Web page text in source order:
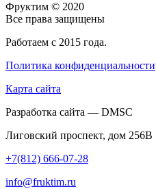
Фруктим © 2020
Все права защищены
Работаем с 2015 года.
Политика конфиденциальности
Карта сайта
Разработка сайта — DMSC
Лиговский проспект, дом 256В
+7(812) 666-07-28
info@fruktim.ru